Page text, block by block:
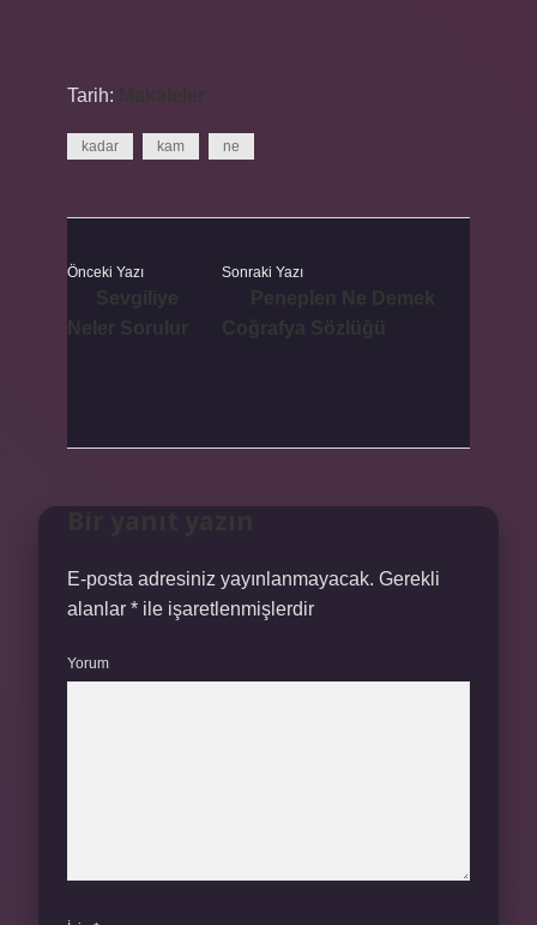
Tarih: Makaleler
kadar kam ne
Önceki Yazı Sonraki Yazı
E-posta adresiniz yayınlanmayacak. Gerekli
alanlar * ile işaretlenmişlerdir
Yorum